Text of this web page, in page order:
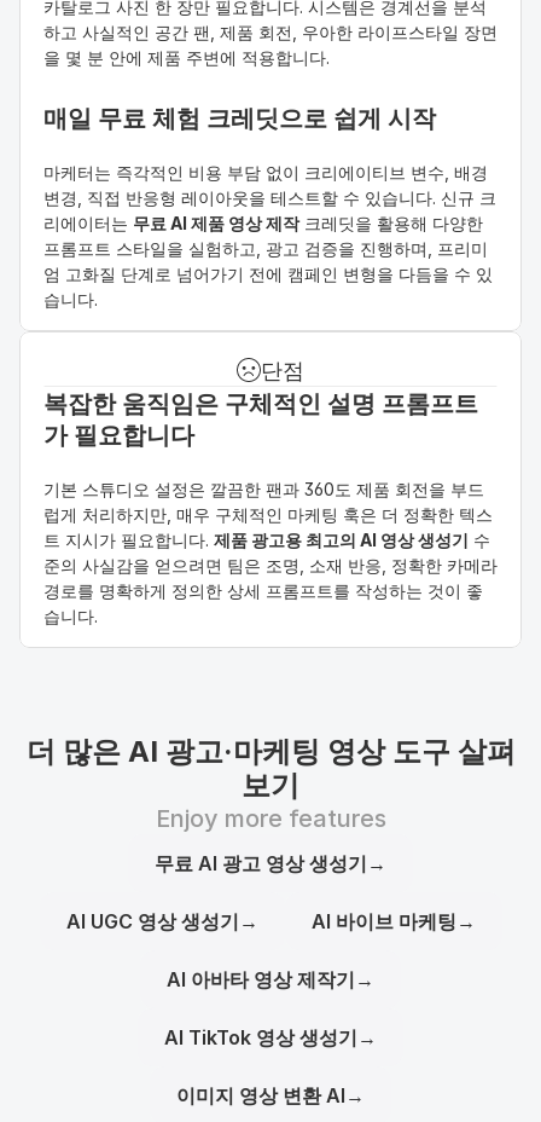
카탈로그 사진 한 장만 필요합니다. 시스템은 경계선을 분석
하고 사실적인 공간 팬, 제품 회전, 우아한 라이프스타일 장면
을 몇 분 안에 제품 주변에 적용합니다.
매일 무료 체험 크레딧으로 쉽게 시작
마케터는 즉각적인 비용 부담 없이 크리에이티브 변수, 배경
변경, 직접 반응형 레이아웃을 테스트할 수 있습니다. 신규 크
리에이터는 무료 AI 제품 영상 제작 크레딧을 활용해 다양한
프롬프트 스타일을 실험하고, 광고 검증을 진행하며, 프리미
엄 고화질 단계로 넘어가기 전에 캠페인 변형을 다듬을 수 있
습니다.
단점
복잡한 움직임은 구체적인 설명 프롬프트
가 필요합니다
기본 스튜디오 설정은 깔끔한 팬과 360도 제품 회전을 부드
럽게 처리하지만, 매우 구체적인 마케팅 훅은 더 정확한 텍스
트 지시가 필요합니다. 제품 광고용 최고의 AI 영상 생성기 수
준의 사실감을 얻으려면 팀은 조명, 소재 반응, 정확한 카메라
경로를 명확하게 정의한 상세 프롬프트를 작성하는 것이 좋
습니다.
더 많은 AI 광고·마케팅 영상 도구 살펴
보기
Enjoy more features
무료 AI 광고 영상 생성기 →
AI UGC 영상 생성기 → AI 바이브 마케팅 →
AI 아바타 영상 제작기 →
AI TikTok 영상 생성기 →
이미지 영상 변환 AI →